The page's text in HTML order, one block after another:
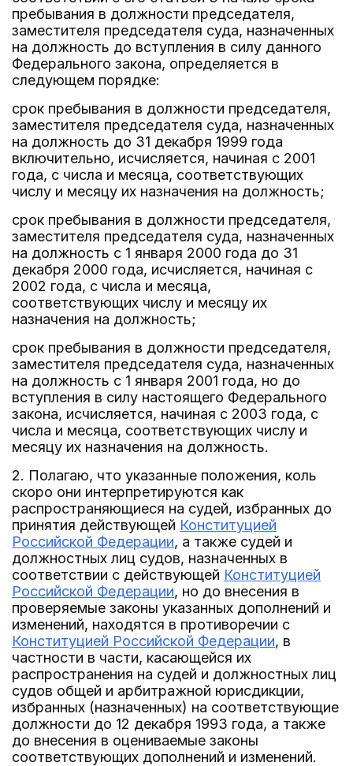
пребывания в должности председателя,
заместителя председателя суда, назначенных
на должность до вступления в силу данного
Федерального закона, определяется в
следующем порядке:
срок пребывания в должности председателя,
заместителя председателя суда, назначенных
на должность до 31 декабря 1999 года
включительно, исчисляется, начиная с 2001
года, с числа и месяца, соответствующих
числу и месяцу их назначения на должность;
срок пребывания в должности председателя,
заместителя председателя суда, назначенных
на должность с 1 января 2000 года до 31
декабря 2000 года, исчисляется, начиная с
2002 года, с числа и месяца,
соответствующих числу и месяцу их
назначения на должность;
срок пребывания в должности председателя,
заместителя председателя суда, назначенных
на должность с 1 января 2001 года, но до
вступления в силу настоящего Федерального
закона, исчисляется, начиная с 2003 года, с
числа и месяца, соответствующих числу и
месяцу их назначения на должность.
2. Полагаю, что указанные положения, коль
скоро они интерпретируются как
распространяющиеся на судей, избранных до
принятия действующей Конституцией
Российской Федерации, а также судей и
должностных лиц судов, назначенных в
соответствии с действующей Конституцией
Российской Федерации, но до внесения в
проверяемые законы указанных дополнений и
изменений, находятся в противоречии с
Конституцией Российской Федерации, в
частности в части, касающейся их
распространения на судей и должностных лиц
судов общей и арбитражной юрисдикции,
избранных (назначенных) на соответствующие
должности до 12 декабря 1993 года, а также
до внесения в оцениваемые законы
соответствующих дополнений и изменений.